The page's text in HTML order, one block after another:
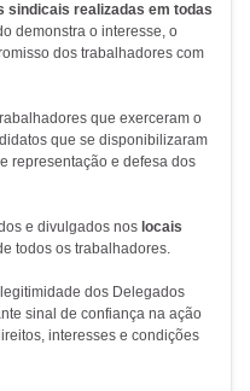
sindicais realizadas em todas
demonstra o interesse, o
dos trabalhadores com
que exerceram o
que se disponibilizaram
representação e defesa dos
e divulgados nos locais
todos os trabalhadores.
dos Delegados
sinal de confiança na ação
interesses e condições